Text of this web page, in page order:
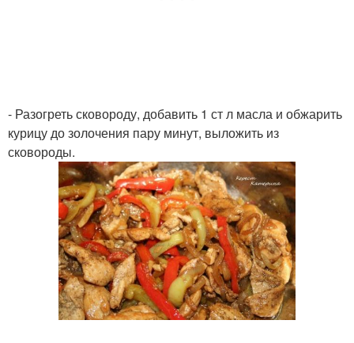
- Разогреть сковороду, добавить 1 ст л масла и обжарить
курицу до золочения пару минут, выложить из
сковороды.